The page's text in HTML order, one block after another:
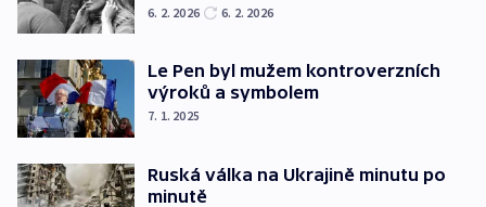
6. 2. 2026 6. 2. 2026
Le Pen byl mužem kontroverzních
výroků a symbolem
7. 1. 2025
Ruská válka na Ukrajině minutu po
minutě